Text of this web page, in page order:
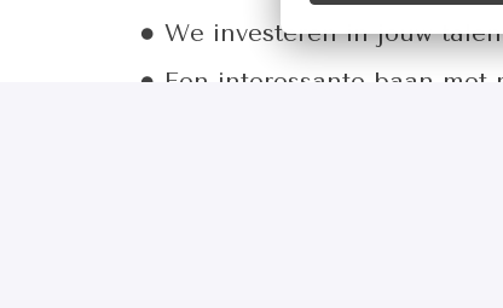
We investeren in jouw
Een interessante baan